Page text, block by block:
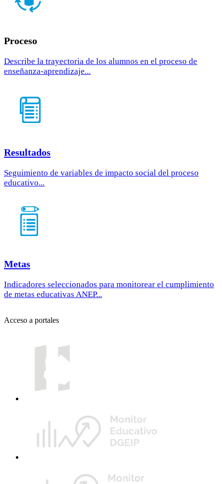
Proceso
Describe la trayectoria de los alumnos en el proceso de
enseñanza-aprendizaje...
Resultados
Seguimiento de variables de impacto social del proceso
educativo...
Metas
Indicadores seleccionados para monitorear el cumplimiento
de metas educativas ANEP...
Acceso a portales